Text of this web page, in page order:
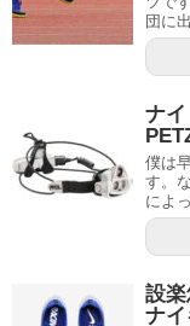
団に
ナ
僕は
す。
によ
設
ナ